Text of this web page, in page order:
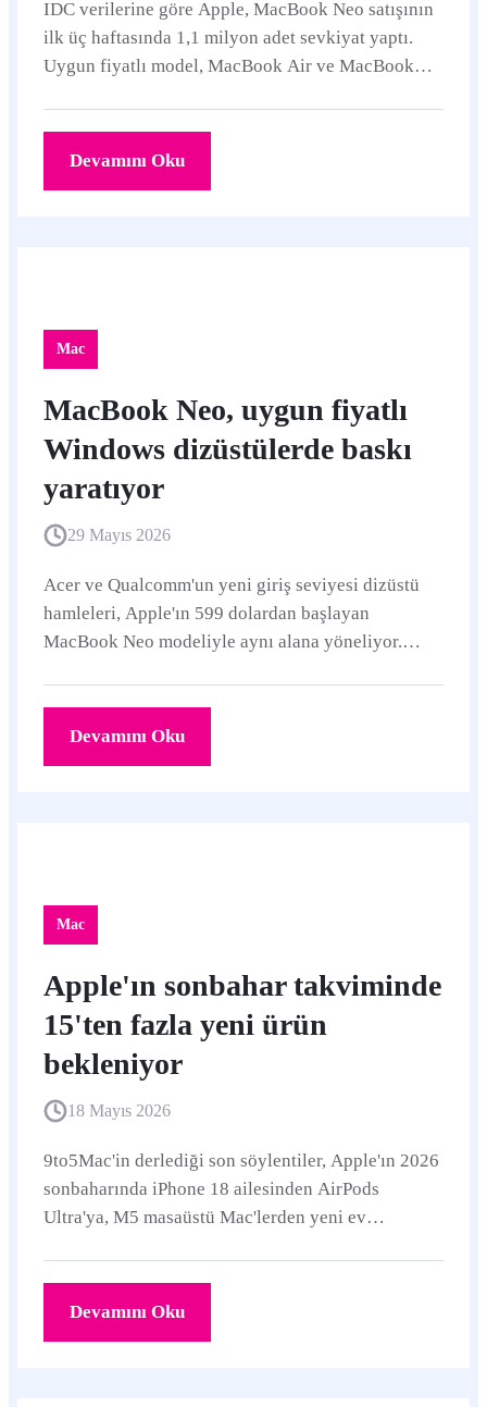
IDC verilerine göre Apple, MacBook Neo satışının
ilk üç haftasında 1,1 milyon adet sevkiyat yaptı.
Uygun fiyatlı model, MacBook Air ve MacBook
Devamını Oku
Mac
MacBook Neo, uygun fiyatlı
Windows dizüstülerde baskı
yaratıyor
29 Mayıs 2026
Acer ve Qualcomm'un yeni giriş seviyesi dizüstü
hamleleri, Apple'ın 599 dolardan başlayan
MacBook Neo modeliyle aynı alana yöneliyor.
söylüyor.
Devamını Oku
Mac
Apple'ın sonbahar takviminde
15'ten fazla yeni ürün
bekleniyor
18 Mayıs 2026
9to5Mac'in derlediği son söylentiler, Apple'ın 2026
sonbaharında iPhone 18 ailesinden AirPods
Ultra'ya, M5 masaüstü Mac'lerden yeni ev
Devamını Oku